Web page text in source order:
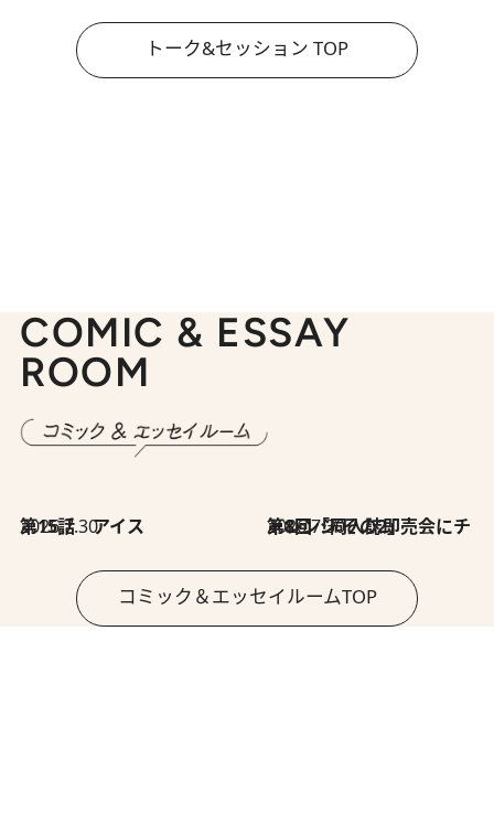
トーク&セッション TOP
COMIC & ESSAY
ROOM
2026.7.30
第15話 アイス 2026.7.30
第8回「同人誌即売会にチャレンジ その2」
コミック＆エッセイルームTOP